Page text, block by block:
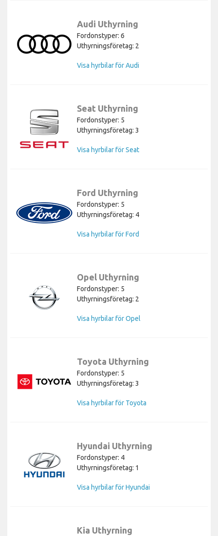
Audi Uthyrning
Fordonstyper: 6
Uthyrningsföretag: 2
Visa hyrbilar för Audi
Seat Uthyrning
Fordonstyper: 5
Uthyrningsföretag: 3
Visa hyrbilar för Seat
Ford Uthyrning
Fordonstyper: 5
Uthyrningsföretag: 4
Visa hyrbilar för Ford
Opel Uthyrning
Fordonstyper: 5
Uthyrningsföretag: 2
Visa hyrbilar för Opel
Toyota Uthyrning
Fordonstyper: 5
Uthyrningsföretag: 3
Visa hyrbilar för Toyota
Hyundai Uthyrning
Fordonstyper: 4
Uthyrningsföretag: 1
Visa hyrbilar för Hyundai
Kia Uthyrning